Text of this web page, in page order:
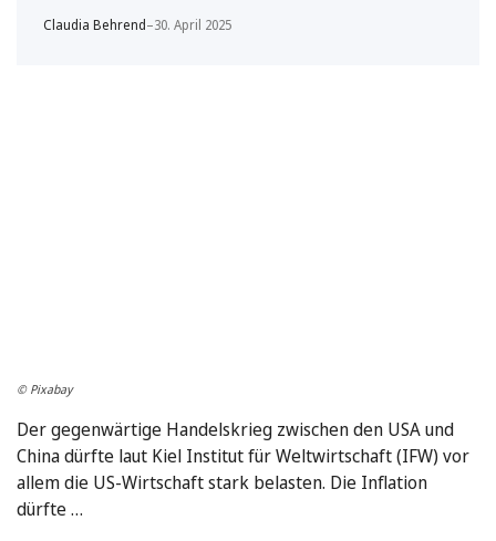
Claudia Behrend–30. April 2025
© Pixabay
Der gegenwärtige Handelskrieg zwischen den USA und
China dürfte laut Kiel Institut für Weltwirtschaft (IFW) vor
allem die US-Wirtschaft stark belasten. Die Inflation
dürfte …